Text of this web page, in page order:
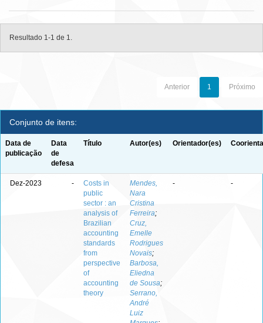
Resultado 1-1 de 1.
Anterior 1 Próximo
Conjunto de itens:
Data de
publicação
Data
de
defesa
Título Autor(es) Orientador(es)
Dez-2023 -
Costs in
public
sector : an
analysis of
Brazilian
accounting
standards
from
perspective
of
accounting
theory
Mendes,
Nara
Cristina
Ferreira;
Cruz,
Emelle
Rodrigues
Novais;
Barbosa,
Eliedna
de Sousa;
Serrano,
André
Luiz
- -